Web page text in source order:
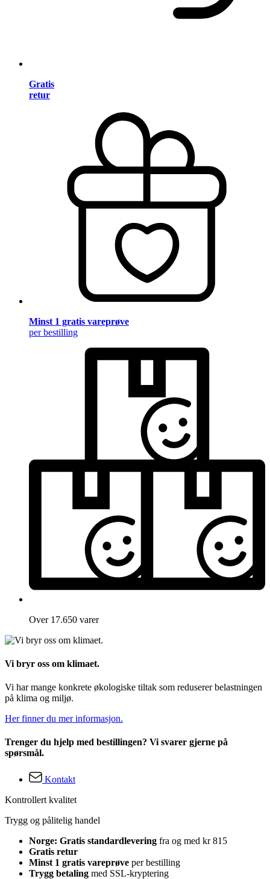
Gratis
retur
Minst 1 gratis vareprøve
per bestilling
Over 17.650 varer
Vi bryr oss om klimaet.
Vi har mange konkrete økologiske tiltak som reduserer belastningen
på klima og miljø.
Her finner du mer informasjon.
Trenger du hjelp med bestillingen? Vi svarer gjerne på
spørsmål.
Kontakt
Kontrollert kvalitet
Trygg og pålitelig handel
Norge: Gratis standardlevering fra og med kr 815
Gratis retur
Minst 1 gratis vareprøve per bestilling
Trygg betaling med SSL-kryptering